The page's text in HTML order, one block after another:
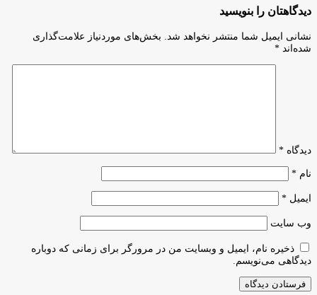
اشتباه
هنرمندانی
به
تقویت
دیدگاهتان را بنویسید
نشانی ایمیل شما منتشر نخواهد شد.
بخش‌های موردنیاز علامت‌گذاری
شده‌اند *
دیدگاه *
نام *
ایمیل *
وب‌ سایت
ذخیره نام، ایمیل و وبسایت من در مرورگر برای زمانی که دوباره
دیدگاهی می‌نویسم.